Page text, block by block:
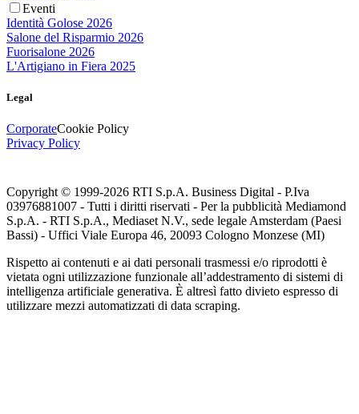
Eventi
Identità Golose 2026
Salone del Risparmio 2026
Fuorisalone 2026
L'Artigiano in Fiera 2025
Legal
CorporateCookie Policy
Privacy Policy
Copyright © 1999-2026 RTI S.p.A. Business Digital - P.Iva
03976881007 - Tutti i diritti riservati - Per la pubblicità Mediamond
S.p.A. - RTI S.p.A., Mediaset N.V., sede legale Amsterdam (Paesi
Bassi) - Uffici Viale Europa 46, 20093 Cologno Monzese (MI)
Rispetto ai contenuti e ai dati personali trasmessi e/o riprodotti è
vietata ogni utilizzazione funzionale all’addestramento di sistemi di
intelligenza artificiale generativa. È altresì fatto divieto espresso di
utilizzare mezzi automatizzati di data scraping.